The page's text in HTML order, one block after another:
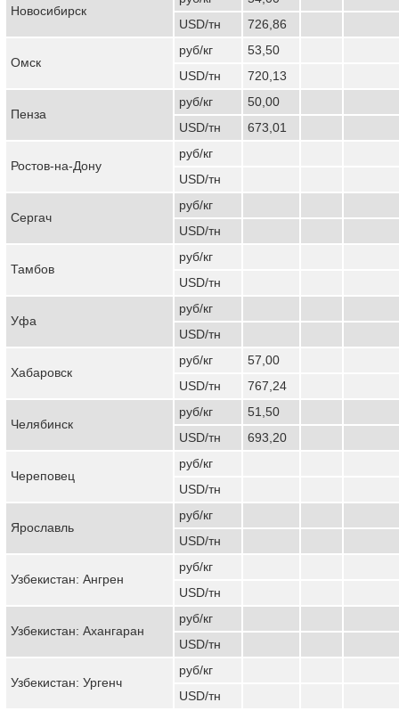
Новосибирск
USD/тн
726,86
Омск
руб/кг
53,50
USD/тн
720,13
Пенза
руб/кг
50,00
USD/тн
673,01
Ростов-на-Дону
руб/кг
USD/тн
Сергач
руб/кг
USD/тн
Тамбов
руб/кг
USD/тн
Уфа
руб/кг
USD/тн
Хабаровск
руб/кг
57,00
USD/тн
767,24
Челябинск
руб/кг
51,50
USD/тн
693,20
Череповец
руб/кг
USD/тн
Ярославль
руб/кг
USD/тн
Узбекистан: Ангрен
руб/кг
USD/тн
Узбекистан: Ахангаран
руб/кг
USD/тн
Узбекистан: Ургенч
руб/кг
USD/тн